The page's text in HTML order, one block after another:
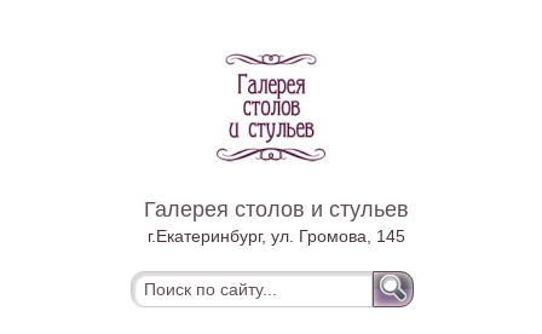
Галерея столов и стульев
г.Екатеринбург, ул. Громова, 145